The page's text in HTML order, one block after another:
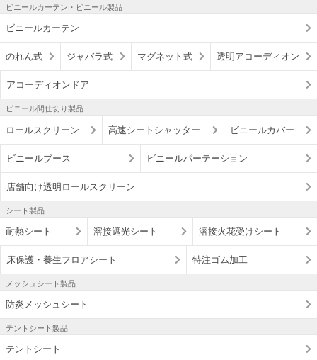
ビニールカーテン・ビニール製品
ビニールカーテン
のれん式 ジャバラ式 マグネット式 透明アコーディオン
アコーディオンドア
ビニール間仕切り製品
ロールスクリーン 高速シートシャッター ビニールカバー
ビニールブース ビニールパーテーション
店舗向け透明ロールスクリーン
シート製品
耐熱シート 溶接遮光シート 溶接火花受けシート
床保護・養生フロアシート 特注ゴム加工
メッシュシート製品
防炎メッシュシート
テントシート製品
テントシート